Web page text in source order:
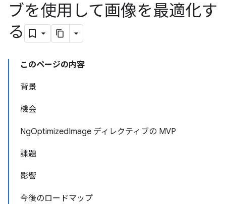
ブを使用して画像を最適化す
る
このページの内容
背景
機会
NgOptimizedImage ディレクティブの MVP
課題
影響
今後のロードマップ